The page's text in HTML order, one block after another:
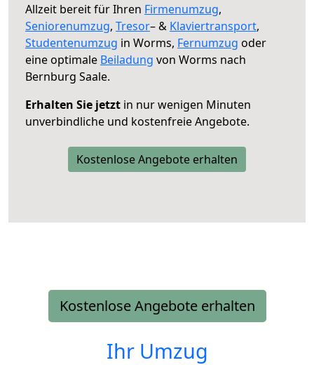
Allzeit bereit für Ihren Firmenumzug,
Seniorenumzug, Tresor– & Klaviertransport,
Studentenumzug in Worms, Fernumzug oder
eine optimale Beiladung von Worms nach
Bernburg Saale.
Erhalten Sie jetzt in nur wenigen Minuten
unverbindliche und kostenfreie Angebote.
Kostenlose Angebote erhalten
Kostenlose Angebote erhalten
Ihr Umzug